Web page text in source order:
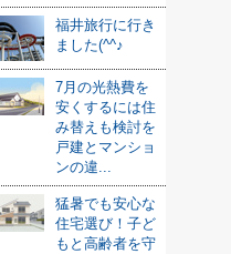
福井旅行に行き
ました(^^♪
7月の光熱費を
安くするには住
み替えも検討を
戸建とマンショ
ンの違...
猛暑でも安心な
住宅選び！子ど
もと高齢者を守